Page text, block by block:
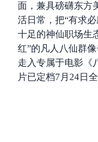
面，兼具磅礴东方
活日常，把“有求
十足的神仙职场生
红”的凡人八仙群
走入专属于电影《
片已定档7月24日